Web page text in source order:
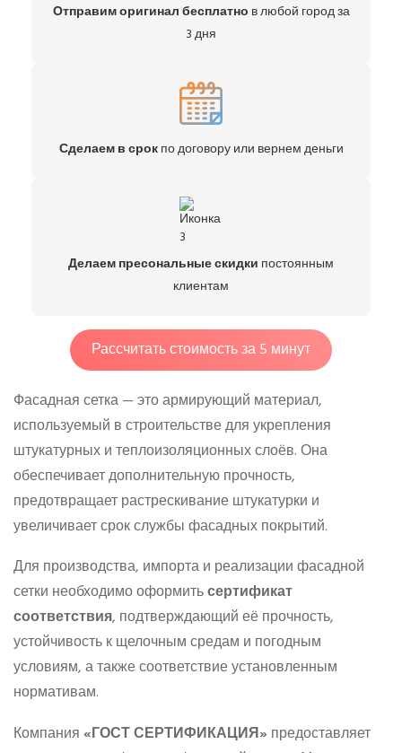
Отправим оригинал бесплатно в любой город за
3 дня
Сделаем в срокпо договору или вернем деньги
Делаем пресональные скидки постоянным
клиентам
Рассчитать стоимость за 5 минут
Фасадная сетка — это армирующий материал,
используемый в строительстве для укрепления
штукатурных и теплоизоляционных слоёв. Она
обеспечивает дополнительную прочность,
предотвращает растрескивание штукатурки и
увеличивает срок службы фасадных покрытий.
Для производства, импорта и реализации фасадной
сетки необходимо оформитьсертификат
соответствия, подтверждающий её прочность,
устойчивость к щелочным средам и погодным
условиям, а также соответствие установленным
нормативам.
Компания«ГОСТ СЕРТИФИКАЦИЯ» предоставляет